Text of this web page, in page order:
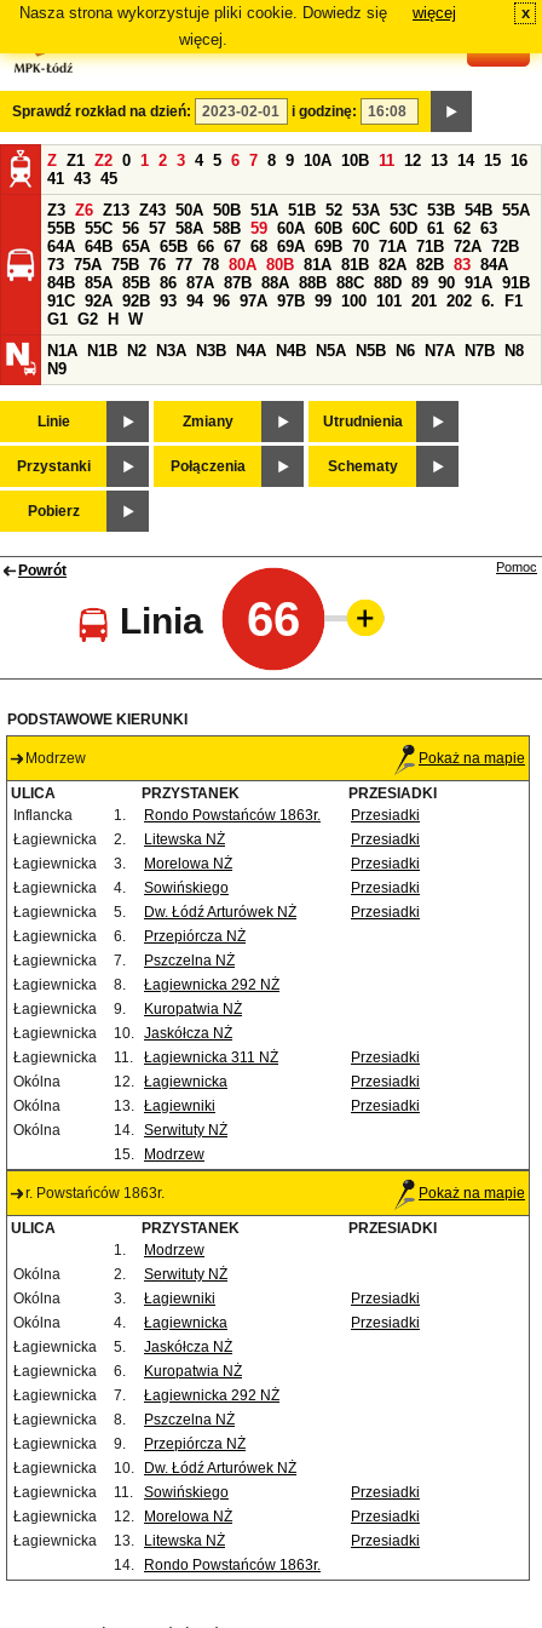
Nasza strona wykorzystuje pliki cookie. Dowiedz się
więcej.
więcej x
Sprawdź rozkład na dzień: i godzinę:
Z Z1 Z2 0 1 2 3 4 5 6 7 8 9 10A 10B 11 12 13 14 15 16
41 43 45
Z3 Z6 Z13 Z43 50A 50B 51A 51B 52 53A 53C 53B 54B 55A
55B 55C 56 57 58A 58B 59 60A 60B 60C 60D 61 62 63
64A 64B 65A 65B 66 67 68 69A 69B 70 71A 71B 72A 72B
73 75A 75B 76 77 78 80A 80B 81A 81B 82A 82B 83 84A
84B 85A 85B 86 87A 87B 88A 88B 88C 88D 89 90 91A 91B
91C 92A 92B 93 94 96 97A 97B 99 100 101 201 202 6.
F1
G1 G2 H
W
N1A
N1B N2 N3A N3B N4A N4B N5A N5B N6 N7A N7B
N8
N9
Linie Zmiany Utrudnienia
Przystanki Połączenia Schematy
Pobierz
Powrót
Linia 66
Pomoc
PODSTAWOWE KIERUNKI
Modrzew Pokaż na mapie
ULICA PRZYSTANEK
PRZESIADKI
Inflancka
1. Rondo Powstańców 1863r.
Przesiadki
Łagiewnicka
2. Litewska NŻ
Przesiadki
Łagiewnicka
3. Morelowa NŻ
Przesiadki
Łagiewnicka
4. Sowińskiego
Przesiadki
Łagiewnicka
5. Dw. Łódź Arturówek NŻ
Przesiadki
Łagiewnicka
6.
Przepiórcza NŻ
Łagiewnicka
7.
Pszczelna NŻ
Łagiewnicka
8.
Łagiewnicka 292 NŻ
Łagiewnicka
9.
Kuropatwia NŻ
Łagiewnicka
10. Jaskółcza NŻ
Łagiewnicka
11. Łagiewnicka 311 NŻ
Przesiadki
Okólna
12. Łagiewnicka
Przesiadki
Okólna
13. Łagiewniki
Przesiadki
Okólna
14. Serwituty NŻ
15.
Modrzew
r. Powstańców 1863r. Pokaż na mapie
ULICA PRZYSTANEK
PRZESIADKI
1.
Modrzew
Okólna
2.
Serwituty NŻ
Okólna
3. Łagiewniki
Przesiadki
Okólna
4. Łagiewnicka
Przesiadki
Łagiewnicka
5.
Jaskółcza NŻ
Łagiewnicka
6.
Kuropatwia NŻ
Łagiewnicka
7.
Łagiewnicka 292 NŻ
Łagiewnicka
8.
Pszczelna NŻ
Łagiewnicka
9.
Przepiórcza NŻ
Łagiewnicka
10.
Dw. Łódź Arturówek NŻ
Łagiewnicka
11. Sowińskiego
Przesiadki
Łagiewnicka
12. Morelowa NŻ
Przesiadki
Łagiewnicka
13. Litewska NŻ
Przesiadki
14.
Rondo Powstańców 1863r.